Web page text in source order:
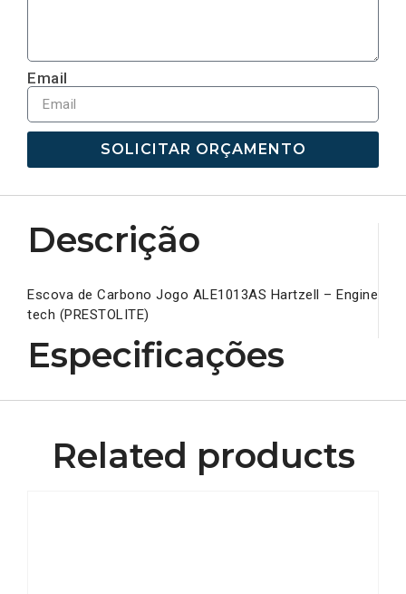
Email
SOLICITAR ORÇAMENTO
Descrição
Escova de Carbono Jogo ALE1013AS Hartzell – Engine
tech (PRESTOLITE)
Especificações
Related products